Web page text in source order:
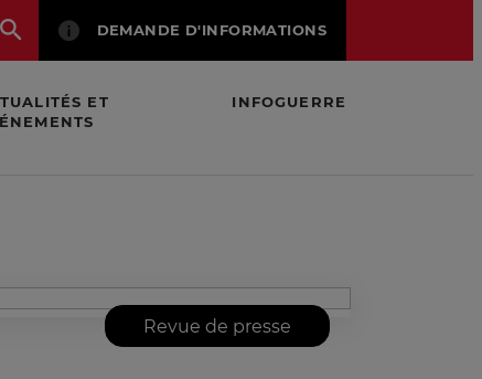
DEMANDE D'INFORMATIONS
ET
INFOGUERRE
Revue de presse